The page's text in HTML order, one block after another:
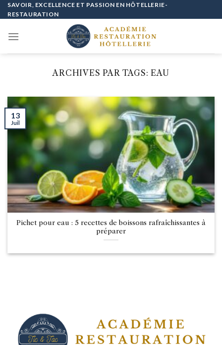
Passer
au
SAVOIR, EXCELLENCE ET PASSION EN HÔTELLERIE-
RESTAURATION
ARCHIVES PAR TAGS:EAU
Pichet pour eau : 5 recettes de boissons rafraîchissantes à
préparer
13
Juil